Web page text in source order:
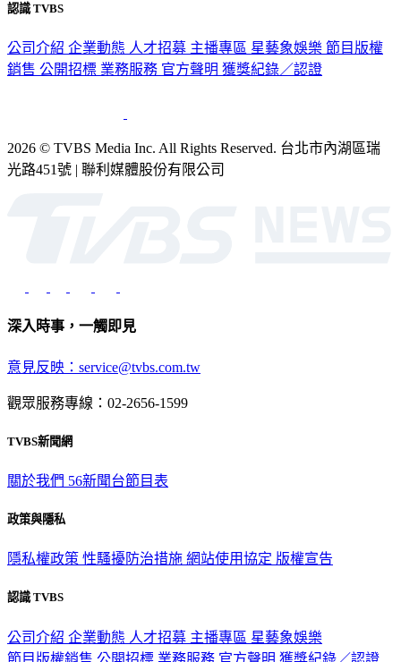
認識 TVBS
公司介紹 企業動態 人才招募 主播專區 星藝象娛樂 節目版權
銷售 公開招標 業務服務 官方聲明 獲獎紀錄／認證
2026 © TVBS Media Inc. All Rights Reserved. 台北市內湖區瑞
光路451號 | 聯利媒體股份有限公司
深入時事，一觸即見
意見反映：service@tvbs.com.tw
觀眾服務專線：02-2656-1599
TVBS新聞網
關於我們 56新聞台節目表
政策與隱私
隱私權政策 性騷擾防治措施 網站使用協定 版權宣告
認識 TVBS
公司介紹 企業動態 人才招募 主播專區 星藝象娛樂
節目版權銷售 公開招標 業務服務 官方聲明 獲獎紀錄／認證